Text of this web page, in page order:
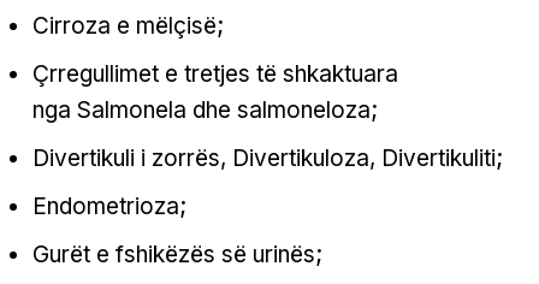
Cirroza e mëlçisë;
Çrregullimet e tretjes të shkaktuara
nga Salmonela dhe salmoneloza;
Divertikuli i zorrës, Divertikuloza, Divertikuliti;
Endometrioza;
Gurët e fshikëzës së urinës;